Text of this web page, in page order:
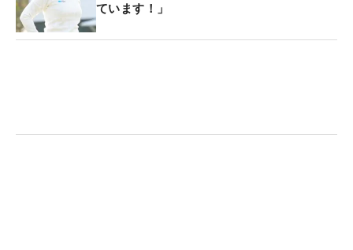
ています！」